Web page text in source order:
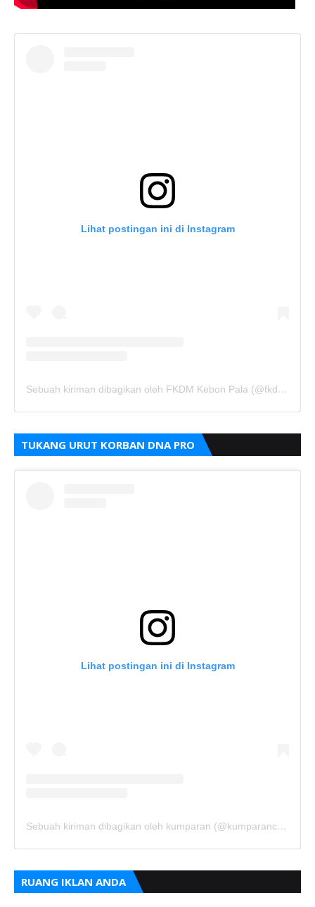
Lihat postingan ini di Instagram
Sebuah kiriman dibagikan oleh FKDM Kebon Pala (@fkdm_kebonpala)
TUKANG URUT KORBAN DNA PRO
Lihat postingan ini di Instagram
Sebuah kiriman dibagikan oleh kumparan (@kumparancom)
RUANG IKLAN ANDA